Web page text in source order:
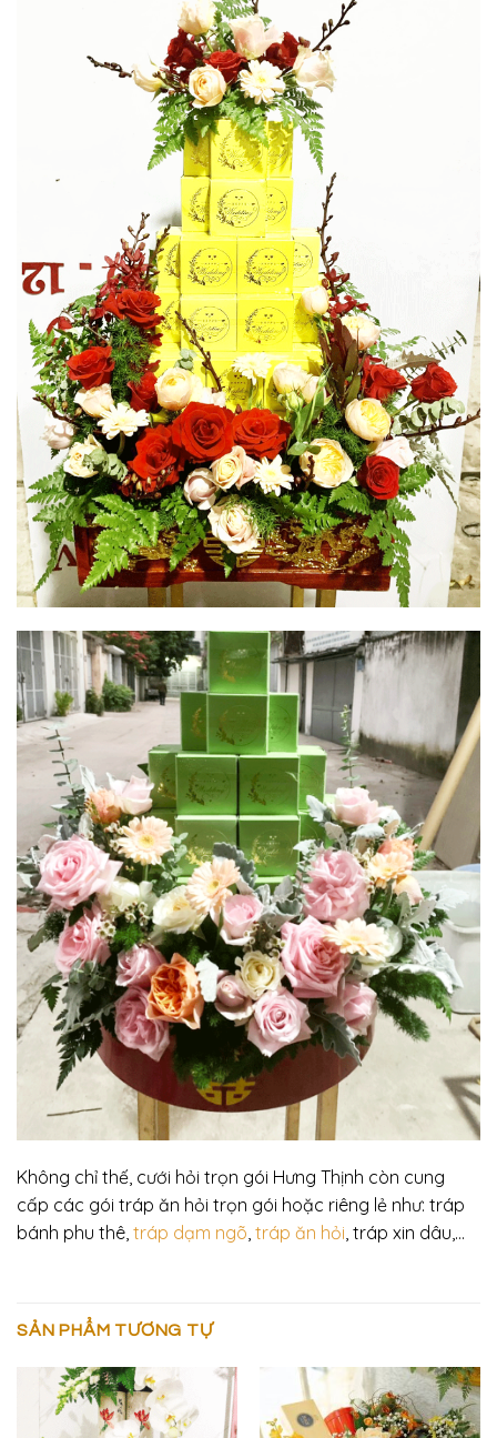
Không chỉ thế, cưới hỏi trọn gói Hưng Thịnh còn cung
cấp các gói tráp ăn hỏi trọn gói hoặc riêng lẻ như: tráp
bánh phu thê, tráp dạm ngõ tráp ăn hỏi , tráp xin dâu,…
SẢN PHẨM TƯƠNG TỰ